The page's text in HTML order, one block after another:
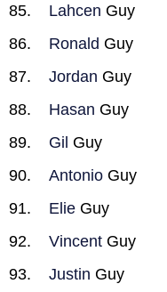
Lahcen Guy
Ronald Guy
Jordan Guy
Hasan Guy
Gil Guy
Antonio Guy
Elie Guy
Vincent Guy
Justin Guy